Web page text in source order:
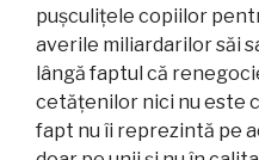
pușculițele copiilor
averile miliardarilor săi
lângă faptul că
cetățenilor nici nu este
fapt nu îi reprezintă pe